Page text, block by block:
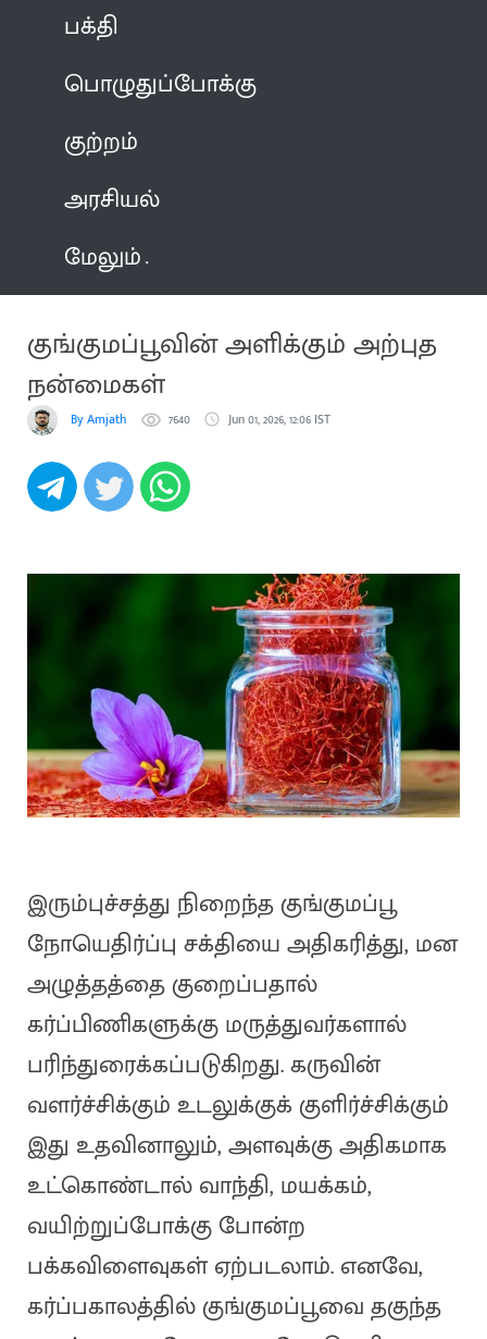
பக்தி
பொழுதுப்போக்கு
குற்றம்
அரசியல்
மேலும்
குங்குமப்பூவின் அளிக்கும் அற்புத
நன்மைகள்
By Amjath 7640 Jun 01, 2026, 12:06 IST
இரும்புச்சத்து நிறைந்த குங்குமப்பூ
நோயெதிர்ப்பு சக்தியை அதிகரித்து, மன
அழுத்தத்தை குறைப்பதால்
கர்ப்பிணிகளுக்கு மருத்துவர்களால்
பரிந்துரைக்கப்படுகிறது. கருவின்
வளர்ச்சிக்கும் உடலுக்குக் குளிர்ச்சிக்கும்
இது உதவினாலும், அளவுக்கு அதிகமாக
உட்கொண்டால் வாந்தி, மயக்கம்,
வயிற்றுப்போக்கு போன்ற
பக்கவிளைவுகள் ஏற்படலாம். எனவே,
கர்ப்பகாலத்தில் குங்குமப்பூவை தகுந்த